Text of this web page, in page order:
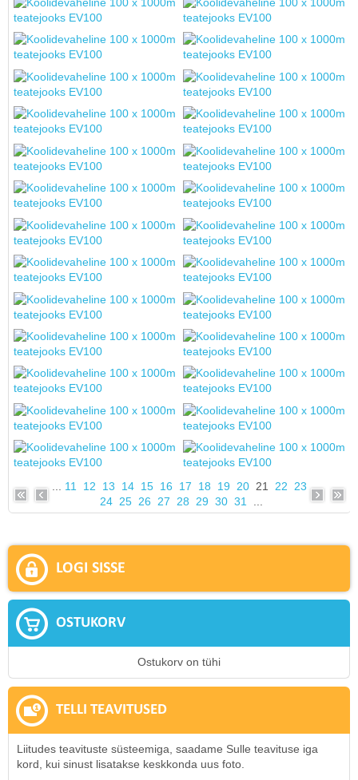
11 12 13 14 15 16 17 18 19 20 21 22
23
24 25 26 27 28 29 30 31
LOGI SISSE
OSTUKORV
Ostukorv on tühi
TELLI TEAVITUSED
Liitudes teavituste süsteemiga, saadame Sulle teavituse iga
kord, kui sinust lisatakse keskkonda uus foto.